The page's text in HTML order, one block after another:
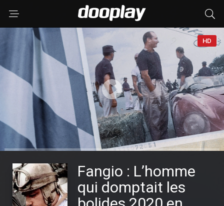
HD
Fangio : L’homme
qui domptait les